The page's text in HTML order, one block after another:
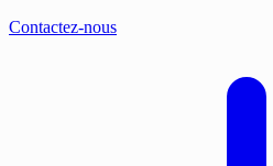
Contactez-nous